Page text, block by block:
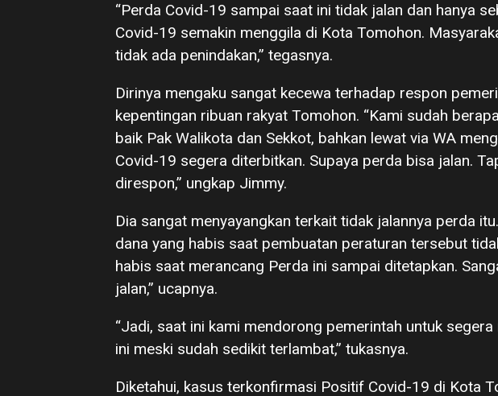
“Perda Covid-19 sampai saat ini tidak jalan dan hanya
Covid-19 semakin menggila di Kota Tomohon.
tidak ada penindakan,” tegasnya.
Dirinya mengaku sangat kecewa terhadap respon
kepentingan ribuan rakyat Tomohon. “Kami sudah
baik Pak Walikota dan Sekkot, bahkan lewat via WA
Covid-19 segera diterbitkan. Supaya perda bisa jalan.
direspon,” ungkap Jimmy.
Dia sangat menyayangkan terkait tidak jalannya perda
dana yang habis saat pembuatan peraturan tersebut
habis saat merancang Perda ini sampai ditetapkan.
jalan,” ucapnya.
“Jadi, saat ini kami mendorong pemerintah untuk
ini meski sudah sedikit terlambat,” tukasnya.
Diketahui, kasus terkonfirmasi Positif Covid-19 di Kota